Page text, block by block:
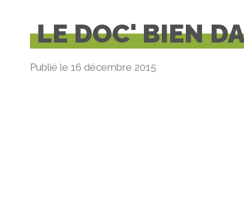
LE DOC' BIEN
Publié le 16 décembre 2015